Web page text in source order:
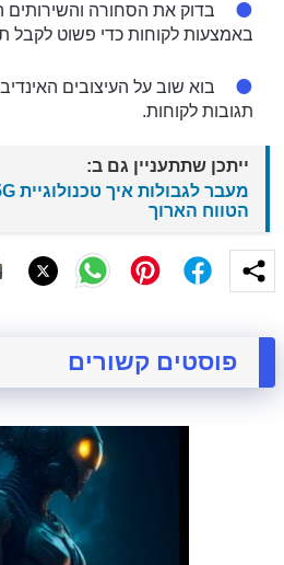
בדוק את הסחורה והשירותים
באמצעות לקוחות כדי פשוט לקבל
בוא שוב על העיצובים
תגובות לקוחות.
ייתכן שתתעניין גם ב:
הטווח הארוך
פוסטים קשורים